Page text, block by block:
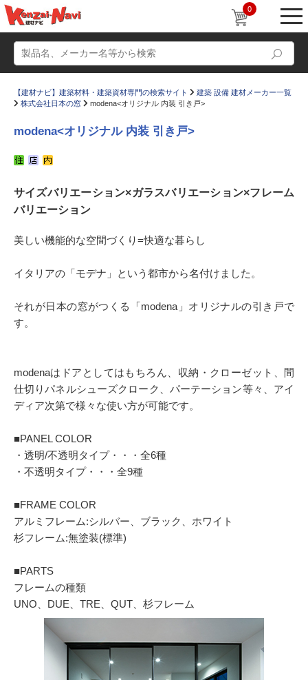
0
かたなび コラム
Q＆A 販売・施工代理店募集
お気に入り
【建材ナビ】建築材料・建築資材専門の検索サイト
建築 設備 建材メーカー一覧
株式会社日本の窓
modena<オリジナル 内装 引き戸>
modena<オリジナル 内装 引き戸>
サイズバリエーション×ガラスバリエーション×フレーム
バリエーション
美しい機能的な空間づくり=快適な暮らし
イタリアの「モデナ」という都市から名付けました。
それが日本の窓がつくる「modena」オリジナルの引き戸で
す。
modenaはドアとしてはもちろん、収納・クローゼット、間
仕切りパネルシューズクローク、パーテーション等々、アイ
ディア次第で様々な使い方が可能です。
■PANEL COLOR
・透明/不透明タイプ・・・全6種
・不透明タイプ・・・全9種
■FRAME COLOR
アルミフレーム:シルバー、ブラック、ホワイト
杉フレーム:無塗装(標準)
■PARTS
フレームの種類
UNO、DUE、TRE、QUT、杉フレーム